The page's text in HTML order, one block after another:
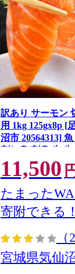
訳あり サーモン
用 1kg 125gx8p [
沼市 20564313]
刺し身 刺身 生 生
銀鮭 海鮮 海鮮丼
11,500
たまった
寄附できる！
（2
宮城県気仙